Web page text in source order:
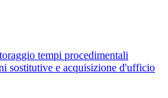
tempi procedimentali
sostitutive e acquisizione d'ufficio